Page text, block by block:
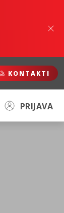
KONTAKTI
PRIJAVA